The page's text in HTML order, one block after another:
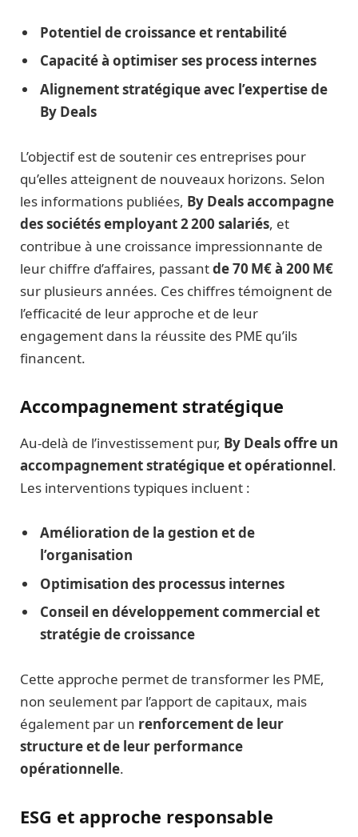
Potentiel de croissance et rentabilité
Capacité à optimiser ses process internes
Alignement stratégique avec l’expertise de
By Deals
L’objectif est de soutenir ces entreprises pour
qu’elles atteignent de nouveaux horizons. Selon
les informations publiées, By Deals accompagne
des sociétés employant 2 200 salariés, et
contribue à une croissance impressionnante de
leur chiffre d’affaires, passantde 70 M€ à 200 M€
sur plusieurs années. Ces chiffres témoignent de
l’efficacité de leur approche et de leur
engagement dans la réussite des PME qu’ils
financent.
Accompagnement stratégique
Au-delà de l’investissement pur, By Deals offre un
accompagnement stratégique et opérationnel.
Les interventions typiques incluent :
Amélioration de la gestion et de
l’organisation
Optimisation des processus internes
Conseil en développement commercial et
stratégie de croissance
Cette approche permet de transformer les PME,
non seulement par l’apport de capitaux, mais
également par un renforcement de leur
structure et de leur performance
opérationnelle.
ESG et approche responsable